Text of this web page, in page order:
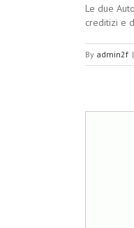
Le due
creditizi e
By admin2f |